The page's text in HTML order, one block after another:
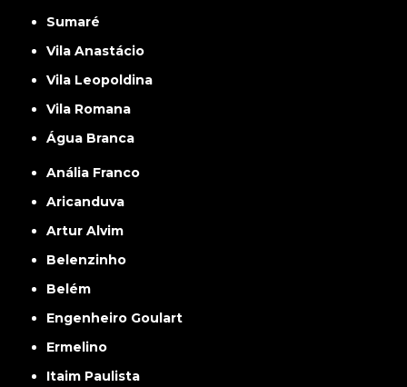
Sumaré
Vila Anastácio
Vila Leopoldina
Vila Romana
Água Branca
Anália Franco
Aricanduva
Artur Alvim
Belenzinho
Belém
Engenheiro Goulart
Ermelino
Itaim Paulista